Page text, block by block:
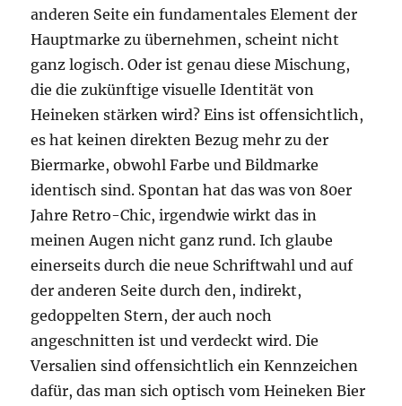
anderen Seite ein fundamentales Element der
Hauptmarke zu übernehmen, scheint nicht
ganz logisch. Oder ist genau diese Mischung,
die die zukünftige visuelle Identität von
Heineken stärken wird? Eins ist offensichtlich,
es hat keinen direkten Bezug mehr zu der
Biermarke, obwohl Farbe und Bildmarke
identisch sind. Spontan hat das was von 80er
Jahre Retro-Chic, irgendwie wirkt das in
meinen Augen nicht ganz rund. Ich glaube
einerseits durch die neue Schriftwahl und auf
der anderen Seite durch den, indirekt,
gedoppelten Stern, der auch noch
angeschnitten ist und verdeckt wird. Die
Versalien sind offensichtlich ein Kennzeichen
dafür, das man sich optisch vom Heineken Bier